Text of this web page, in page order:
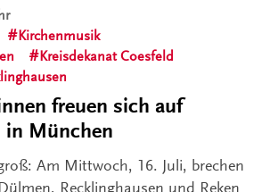
Kirchenmusik
Kreisdekanat Coesfeld
freuen sich auf
in München
Am Mittwoch, 16. Juli, brechen
Recklinghausen und Reken